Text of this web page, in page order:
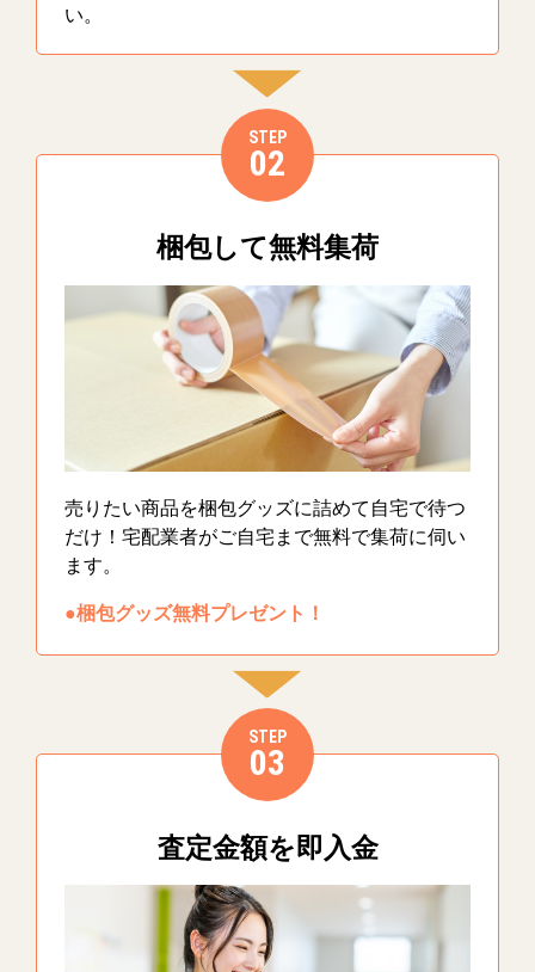
い。
STEP
02
梱包して無料集荷
売りたい商品を梱包グッズに詰めて自宅で待つ
だけ！宅配業者がご自宅まで無料で集荷に伺い
ます。
●梱包グッズ無料プレゼント！
STEP
03
査定金額を即入金